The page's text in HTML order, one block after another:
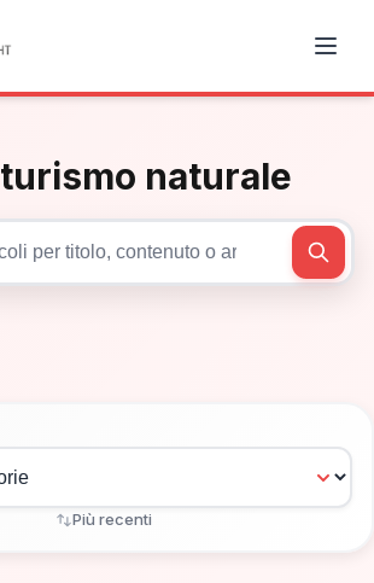
turismo naturale
Più recenti